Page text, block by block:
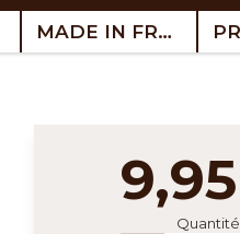
MADE IN FRANCE
Quantité